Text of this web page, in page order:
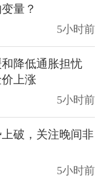
量？
5小时前
降低通胀担忧
上涨
5小时前
破，关注晚间非
5小时前